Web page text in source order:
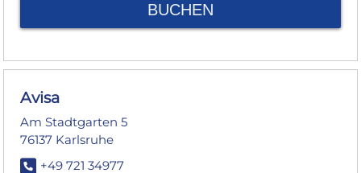
BUCHEN
Avisa
Am Stadtgarten 5
76137 Karlsruhe
+49 721 34977